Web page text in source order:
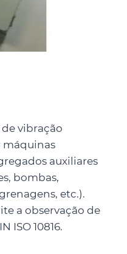
vibração
auxiliares
bombas,
etc.).
a observação de
ISO 10816.